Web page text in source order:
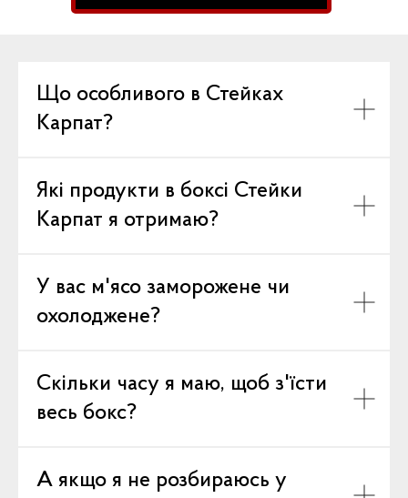
Що особливого в Стейках
Карпат?
Які продукти в боксі Стейки
Карпат я отримаю?
У вас м'ясо заморожене чи
охолоджене?
Скільки часу я маю, щоб з'їсти
весь бокс?
А якщо я не розбираюсь у